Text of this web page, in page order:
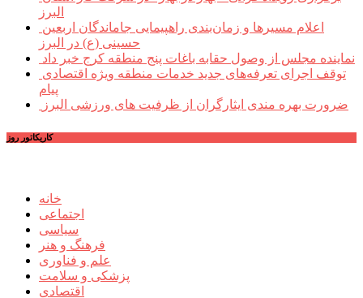
البرز
حسینی (ع) در البرز
نماینده مجلس از وصول حقابه باغات پنج منطقه کرج خبر داد
پیام
ضرورت بهره مندی ایثارگران از ظرفیت های ورزشی البرز
کاریکاتور روز
خانه
اجتماعی
سیاسی
فرهنگ و هنر
علم و فناوری
پزشکی و سلامت
اقتصادی